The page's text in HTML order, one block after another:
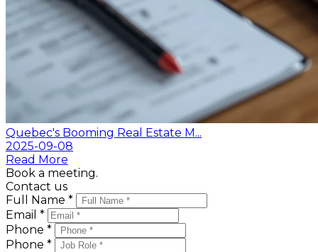
Quebec's Booming Real Estate M...
2025-09-08
Read More
Book a meeting.
Contact us
Full Name *
Email *
Phone *
Phone *